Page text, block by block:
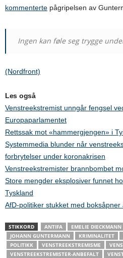
kommenterte pågripelsen av
Ingen kan føle seg trygge
(Nordfront)
Les også
Venstreekstremist unngår fengsel
Europaparlamentet
Rettssak mot «hammergjengen» i
Systemmedia blunder når
forbrytelser under koronakrisen
Venstreekstremister brannbombet
Store mengder eksplosiver funnet
Tyskland
AfD-politiker stukket med
STIKKORD ANTIFA EMELIE DIECKMANN
JOHANN GUNTERMANN
KRIMINALITET
POLITIKK
VENSTREEKSTREMISME
VENSTREEKSTREMISTER-ANBEFALT